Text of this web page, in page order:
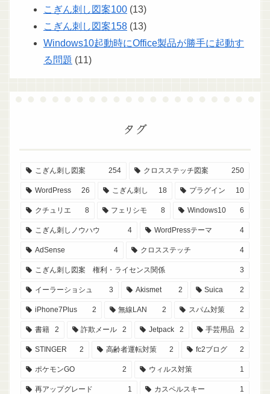
こぎん刺し図案100 (13)
こぎん刺し図案158 (13)
Windows10起動時にOffice製品が勝手に起動す
る問題 (11)
タグ
こぎん刺し図案 254 クロスステッチ図案 250
WordPress 26 こぎん刺し 18 プラグイン 10
クチュリエ 8 フェリシモ 8 Windows10 6
こぎん刺しノウハウ 4 WordPressテーマ 4
AdSense 4 クロスステッチ 4
こぎん刺し図案 権利・ライセンス関係 3
イーラーショシュ 3 Akismet 2 Suica 2
iPhone7Plus 2 無線LAN 2 スパム対策 2
書籍 2 詐欺メール 2 Jetpack 2 手芸用品 2
STINGER 2 高齢者運転対策 2 fc2ブログ 2
ポケモンGO 2 ウィルス対策 1
再アップグレード 1 カスペルスキー 1